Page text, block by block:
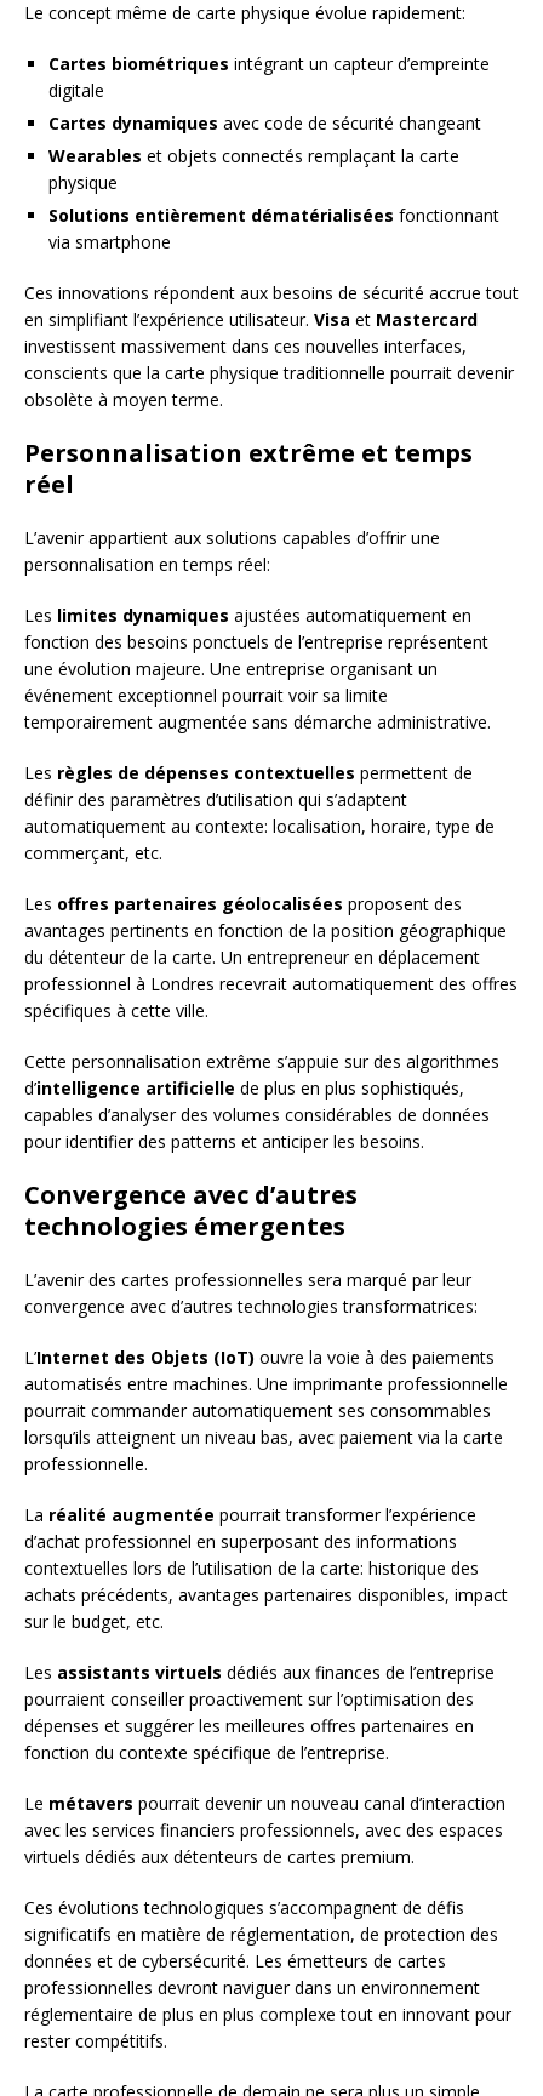
Le concept même de carte physique évolue rapidement:
Cartes biométriques intégrant un capteur d’empreinte
digitale
Cartes dynamiques avec code de sécurité changeant
Wearables et objets connectés remplaçant la carte
physique
Solutions entièrement dématérialisées fonctionnant
via smartphone
Ces innovations répondent aux besoins de sécurité accrue tout
en simplifiant l’expérience utilisateur. Visa et Mastercard
investissent massivement dans ces nouvelles interfaces,
conscients que la carte physique traditionnelle pourrait devenir
obsolète à moyen terme.
Personnalisation extrême et temps
réel
L’avenir appartient aux solutions capables d’offrir une
personnalisation en temps réel:
Les limites dynamiques ajustées automatiquement en
fonction des besoins ponctuels de l’entreprise représentent
une évolution majeure. Une entreprise organisant un
événement exceptionnel pourrait voir sa limite
temporairement augmentée sans démarche administrative.
Les règles de dépenses contextuelles permettent de
définir des paramètres d’utilisation qui s’adaptent
automatiquement au contexte: localisation, horaire, type de
commerçant, etc.
Les offres partenaires géolocalisées proposent des
avantages pertinents en fonction de la position géographique
du détenteur de la carte. Un entrepreneur en déplacement
professionnel à Londres recevrait automatiquement des offres
spécifiques à cette ville.
Cette personnalisation extrême s’appuie sur des algorithmes
d’intelligence artificielle de plus en plus sophistiqués,
capables d’analyser des volumes considérables de données
pour identifier des patterns et anticiper les besoins.
Convergence avec d’autres
technologies émergentes
L’avenir des cartes professionnelles sera marqué par leur
convergence avec d’autres technologies transformatrices:
L’Internet des Objets (IoT) ouvre la voie à des paiements
automatisés entre machines. Une imprimante professionnelle
pourrait commander automatiquement ses consommables
lorsqu’ils atteignent un niveau bas, avec paiement via la carte
professionnelle.
La réalité augmentée pourrait transformer l’expérience
d’achat professionnel en superposant des informations
contextuelles lors de l’utilisation de la carte: historique des
achats précédents, avantages partenaires disponibles, impact
sur le budget, etc.
Les assistants virtuels dédiés aux finances de l’entreprise
pourraient conseiller proactivement sur l’optimisation des
dépenses et suggérer les meilleures offres partenaires en
fonction du contexte spécifique de l’entreprise.
Le métavers pourrait devenir un nouveau canal d’interaction
avec les services financiers professionnels, avec des espaces
virtuels dédiés aux détenteurs de cartes premium.
Ces évolutions technologiques s’accompagnent de défis
significatifs en matière de réglementation, de protection des
données et de cybersécurité. Les émetteurs de cartes
professionnelles devront naviguer dans un environnement
réglementaire de plus en plus complexe tout en innovant pour
rester compétitifs.